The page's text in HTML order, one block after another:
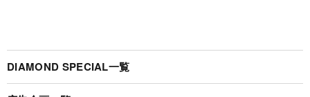
DIAMOND SPECIAL一覧